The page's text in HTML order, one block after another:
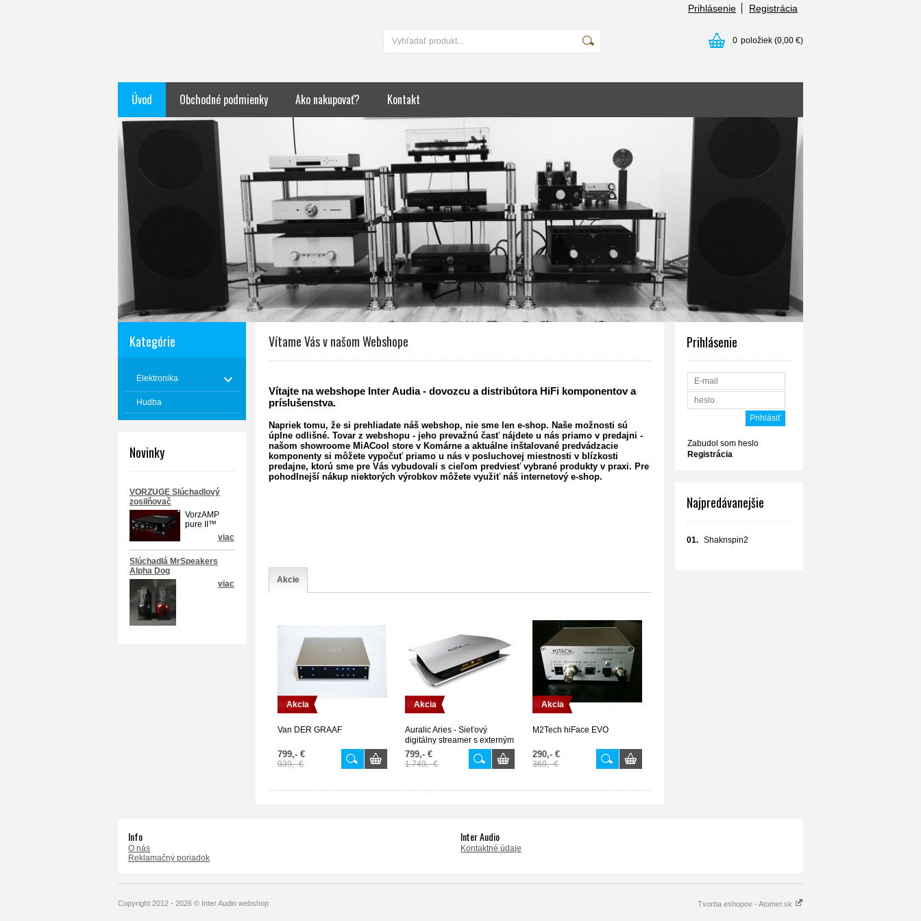
Prihlásenie Registrácia
0 položiek (0,00 €)
Úvod Obchodné podmienky Ako nakupovať? Kontakt
Kategórie
Elektronika
Hudba
Novinky
VORZUGE Slúchadlový
zosilňovač
VorzAMP
pure II™
viac
Slúchadlá MrSpeakers
Alpha Dog
viac
Vítame Vás v našom Webshope
Vítajte na webshope Inter Audia - dovozcu a distribútora HiFi komponentov a
príslušenstva.
Napriek tomu, že si prehliadate náš webshop, nie sme len e-shop. Naše možnosti sú
úplne odlišné. Tovar z webshopu - jeho prevažnú časť nájdete u nás priamo v predajni -
našom showroome MiACool store v Komárne a aktuálne inštalované predvádzacie
komponenty si môžete vypočuť priamo u nás v posluchovej miestnosti v blízkosti
predajne, ktorú sme pre Vás vybudovali s cieľom predviesť vybrané produkty v praxi. Pre
pohodlnejší nákup niektorých výrobkov môžete využiť náš internetový e-shop.
Akcie
Akcia
Van DER GRAAF
799,- €
939,- €
Akcia
Auralic Aries - Sieťový
digitálny streamer s externým
napájaním
799,- €
1 749,- €
Akcia
M2Tech hiFace EVO
290,- €
369,- €
Prihlásenie
Zabudol som heslo
Registrácia
Najpredávanejšie
01. Shaknspin2
Info
O nás
Reklamačný poriadok
Inter Audio
Kontaktné údaje
Copyright 2012 - 2026 © Inter Audio webshop Tvorba eshopov - Atomer.sk